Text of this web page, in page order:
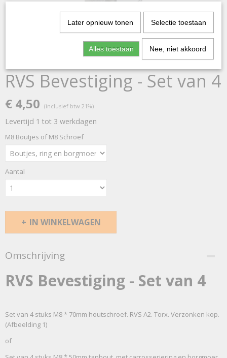
RVS Bevestiging - Set van 4
€ 4,50 (inclusief btw 21%)
Levertijd 1 tot 3 werkdagen
M8 Boutjes of M8 Schroef
Aantal
IN WINKELWAGEN
Omschrijving
RVS Bevestiging - Set van 4
Set van 4 stuks M8 * 70mm houtschroef. RVS A2. Torx. Verzonken kop.
(Afbeelding 1)
of
Later opnieuw tonen Selectie toestaan
Alles toestaan Nee, niet akkoord